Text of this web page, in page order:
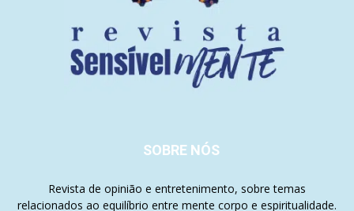
SOBRE NÓS
Revista de opinião e entretenimento, sobre temas
relacionados ao equilíbrio entre mente corpo e espiritualidade.